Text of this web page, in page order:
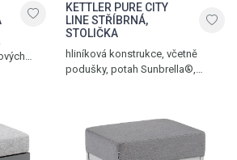
KETTLER PURE CITY
LINE STŘÍBRNÁ,
STOLIČKA
hliníková konstrukce, včetně
podušky, potah Sunbrella®,